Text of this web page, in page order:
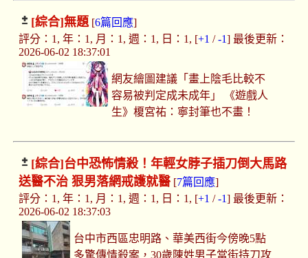
[綜合]無題[6篇回應]
評分：1, 年：1, 月：1, 週：1, 日：1, [+1 /-1] 最後更新：
2026-06-02 18:37:01
網友繪圖建議「畫上陰毛比較不
容易被判定成未成年」 《遊戲人
生》榎宮祐：寧封筆也不畫！
[綜合]台中恐怖情殺！年輕女脖子插刀倒大馬路
送醫不治 狠男落網戒護就醫[7篇回應]
評分：1, 年：1, 月：1, 週：1, 日：1, [+1 /-1] 最後更新：
2026-06-02 18:37:03
台中市西區忠明路、華美西街今傍晚5點
多驚傳情殺案，30歲陳姓男子當街持刀攻